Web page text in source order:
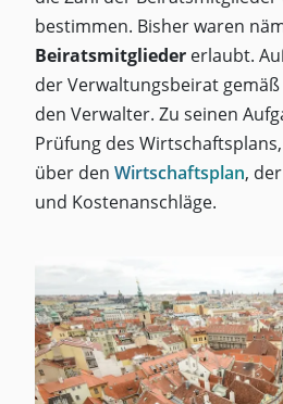
bestimmen. Bisher waren
Beiratsmitgliedererlaubt.
der Verwaltungsbeirat gemäß
den Verwalter. Zu seinen
Prüfung des
über den Wirtschaftsplan,
und Kostenanschläge.